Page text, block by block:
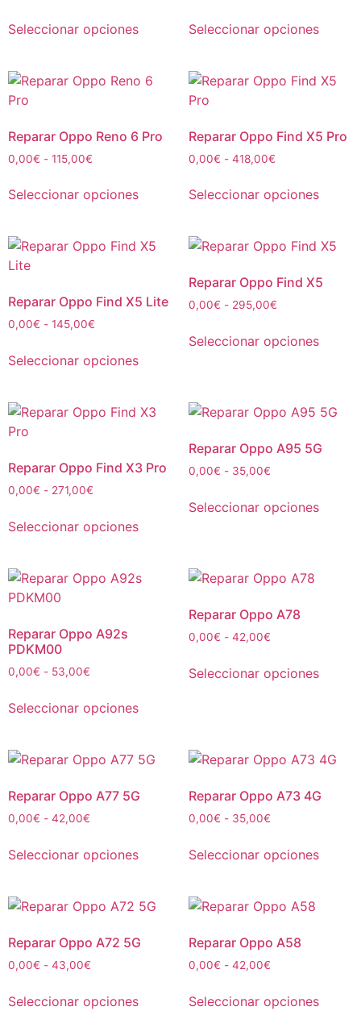
Seleccionar opciones Seleccionar opciones
Reparar Oppo Reno 6 Pro
0,00€ - 115,00€
Seleccionar opciones
Reparar Oppo Find X5 Pro
0,00€ - 418,00€
Seleccionar opciones
Reparar Oppo Find X5 Lite
0,00€ - 145,00€
Seleccionar opciones
Reparar Oppo Find X5
0,00€ - 295,00€
Seleccionar opciones
Reparar Oppo Find X3 Pro
0,00€ - 271,00€
Seleccionar opciones
Reparar Oppo A95 5G
0,00€ - 35,00€
Seleccionar opciones
Reparar Oppo A92s
PDKM00
0,00€ - 53,00€
Seleccionar opciones
Reparar Oppo A78
0,00€ - 42,00€
Seleccionar opciones
Reparar Oppo A77 5G
0,00€ - 42,00€
Seleccionar opciones
Reparar Oppo A73 4G
0,00€ - 35,00€
Seleccionar opciones
Reparar Oppo A72 5G
0,00€ - 43,00€
Seleccionar opciones
Reparar Oppo A58
0,00€ - 42,00€
Seleccionar opciones